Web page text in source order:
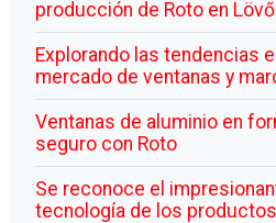
producción de Roto en
Explorando las tendencias
mercado de ventanas y
Ventanas de aluminio en
seguro con Roto
Se reconoce el
tecnología de los